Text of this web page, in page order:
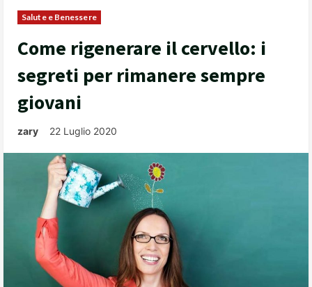
Salute e Benessere
Come rigenerare il cervello: i
segreti per rimanere sempre
giovani
zary 22 Luglio 2020